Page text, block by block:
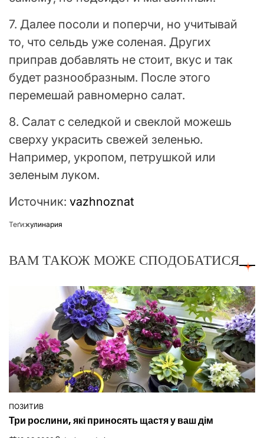
7. Далее посоли и поперчи, но учитывай
то, что сельдь уже соленая. Других
приправ добавлять не стоит, вкус и так
будет разнообразным. После этого
перемешай равномерно салат.
8. Салат с селедкой и свеклой можешь
сверху украсить свежей зеленью.
Например, укропом, петрушкой или
зеленым луком.
Источник: vazhnoznat
Теґи:кулинария
ВАМ ТАКОЖ МОЖЕ СПОДОБАТИСЯ
ОПУБЛІКУВАТИ
ПОЗИТИВ
Три рослини, які приносять щастя у ваш дім